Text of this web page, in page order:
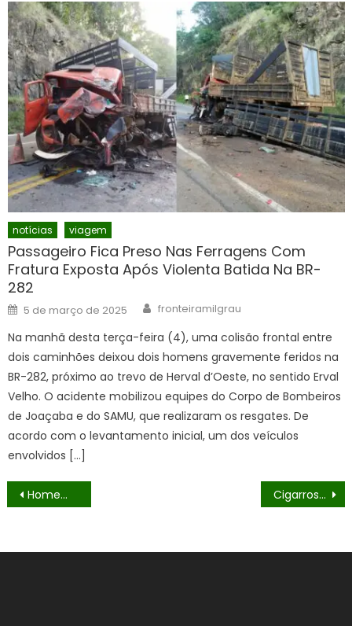
notícias viagem
Passageiro Fica Preso Nas Ferragens Com
Fratura Exposta Após Violenta Batida Na BR-
282
Posted
on
5 de março de 2025 Author
fronteiramilgrau
Na manhã desta terça-feira (4), uma colisão frontal entre
dois caminhões deixou dois homens gravemente feridos na
BR-282, próximo ao trevo de Herval d’Oeste, no sentido Erval
Velho. O acidente mobilizou equipes do Corpo de Bombeiros
de Joaçaba e do SAMU, que realizaram os resgates. De
acordo com o levantamento inicial, um dos veículos
envolvidos […]
Navegação
Post
Homem com mandado de prisão em aberto é preso pelo DOF Cigarros ilegais que seguiam para São Paulo em carreta são apreendidos pelo DOF em Anaurilândia